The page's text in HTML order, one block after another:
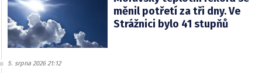
měnil potřetí za tři dny. Ve
Strážnici bylo 41 stupňů
5. srpna 2026 21:12